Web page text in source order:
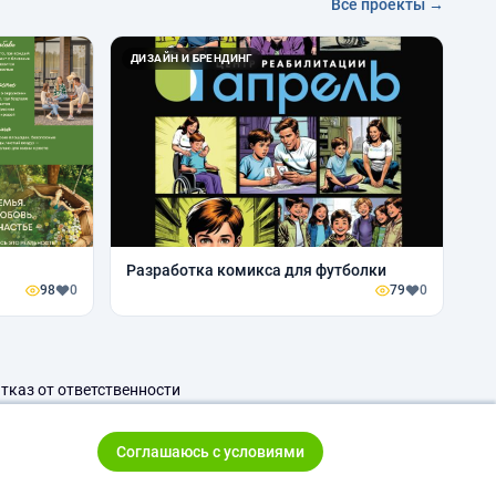
Все проекты →
98 0
ДИЗАЙН И БРЕНДИНГ
Разработка комикса для футболки
79 0
от ответственности
Соглашаюсь с условиями